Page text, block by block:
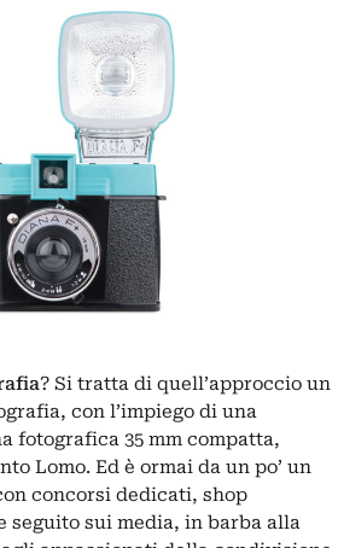
? Si tratta di quell’approccio un
con l’impiego di una
fotografica 35 mm compatta,
Lomo. Ed è ormai da un po’ un
concorsi dedicati, shop
seguito sui media, in barba alla